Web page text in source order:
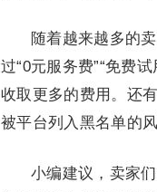
随着越来越多的
过“0元服务费”“免费
收取更多的费用。还
被平台列入黑名单的
小编建议，卖家